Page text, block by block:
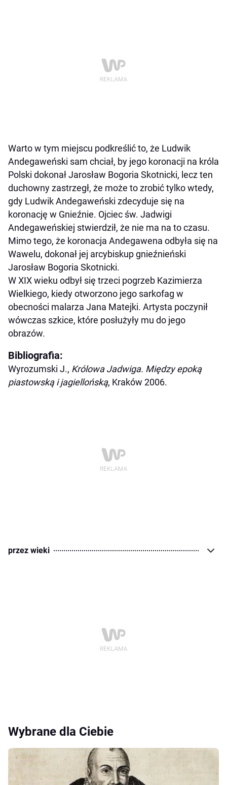
Warto w tym miejscu podkreślić to, że Ludwik
Andegaweński sam chciał, by jego koronacji na króla
Polski dokonał Jarosław Bogoria Skotnicki, lecz ten
duchowny zastrzegł, że może to zrobić tylko wtedy,
gdy Ludwik Andegaweński zdecyduje się na
koronację w Gnieźnie. Ojciec św. Jadwigi
Andegaweńskiej stwierdził, że nie ma na to czasu.
Mimo tego, że koronacja Andegawena odbyła się na
Wawelu, dokonał jej arcybiskup gnieźnieński
Jarosław Bogoria Skotnicki.
W XIX wieku odbył się trzeci pogrzeb Kazimierza
Wielkiego, kiedy otworzono jego sarkofag w
obecności malarza Jana Matejki. Artysta poczynił
wówczas szkice, które posłużyły mu do jego
obrazów.
Bibliografia:
Wyrozumski J., Królowa Jadwiga. Między epoką
piastowską i jagiellońską, Kraków 2006.
przez wieki
Wybrane dla Ciebie